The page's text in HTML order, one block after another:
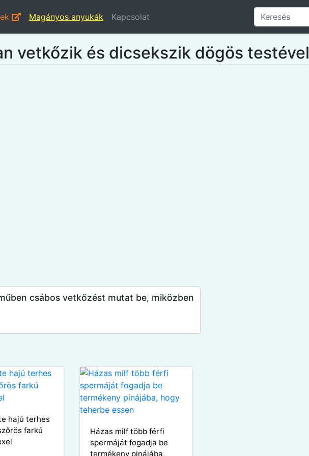
Magányos anyukák Kapcsolat
vetkőzik és dicsekszik dögös testével
csábos vetkőzést mutat be, miközben
hajú terhes
farkú
Házas milf több férfi
spermáját fogadja be
termékeny pinájába,